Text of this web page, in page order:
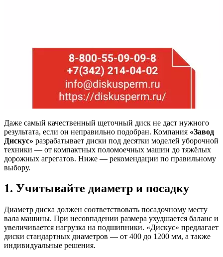
Даже самый качественный щеточный диск не даст нужного
результата, если он неправильно подобран. Компания «Завод
Дискус» разрабатывает диски под десятки моделей уборочной
техники — от компактных поломоечных машин до тяжёлых
дорожных агрегатов. Ниже — рекомендации по правильному
выбору.
1. Учитывайте диаметр и посадку
Диаметр диска должен соответствовать посадочному месту
вала машины. При несовпадении размера ухудшается баланс и
увеличивается нагрузка на подшипники. «Дискус» предлагает
диски стандартных диаметров — от 400 до 1200 мм, а также
индивидуальные решения.